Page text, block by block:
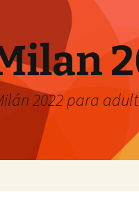
2022 para